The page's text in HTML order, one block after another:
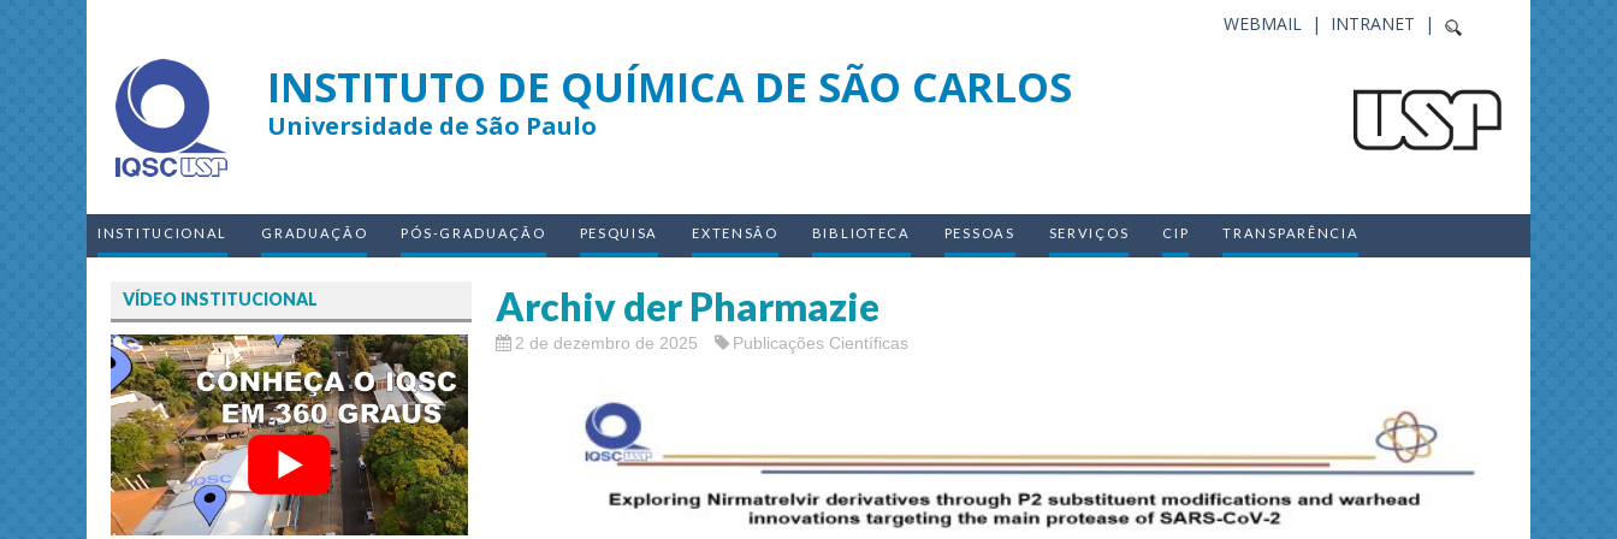
INTRANET |
WEBMAIL |
INSTITUTO DE QUÍMICA DE SÃO CARLOS
Universidade de São Paulo
INSTITUCIONAL GRADUAÇÃO PÓS-GRADUAÇÃO PESQUISA EXTENSÃO BIBLIOTECA PESSOAS SERVIÇOS CIP TRANSPARÊNCIA
Archiv der Pharmazie
2 de dezembro de 2025 Publicações Científicas
VÍDEO INSTITUCIONAL